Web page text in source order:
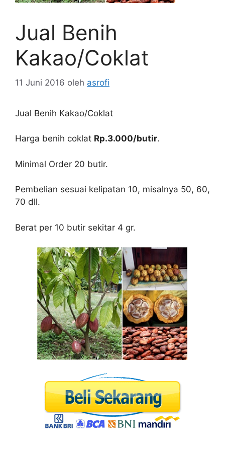
Jual Benih
Kakao/Coklat
11 Juni 2016 oleh asrofi
Jual Benih Kakao/Coklat
Harga benih coklat Rp.3.000/butir.
Minimal Order 20 butir.
Pembelian sesuai kelipatan 10, misalnya 50, 60,
70 dll.
Berat per 10 butir sekitar 4 gr.